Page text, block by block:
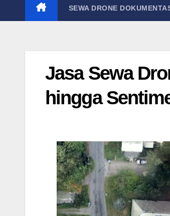
SEWA DRONE
Jasa Sewa
hingga